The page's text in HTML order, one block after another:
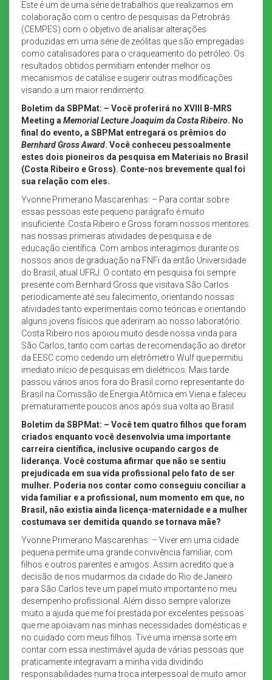
Este é um de uma série de trabalhos que realizamos em
colaboração com o centro de pesquisas da Petrobrás
(CEMPES) com o objetivo de analisar alterações
produzidas em uma série de zeólitas que são empregadas
como catalisadores para o craqueamento do petróleo. Os
resultados obtidos permitiam entender melhor os
mecanismos de catálise e sugerir outras modificações
visando a um maior rendimento.
Boletim da SBPMat: – Você proferirá no XVIII B-MRS
Meeting a Memorial Lecture Joaquim da Costa Ribeiro. No
final do evento, a SBPMat entregará os prêmios do
Bernhard Gross Award. Você conheceu pessoalmente
estes dois pioneiros da pesquisa em Materiais no Brasil
(Costa Ribeiro e Gross). Conte-nos brevemente qual foi
sua relação com eles.
Yvonne Primerano Mascarenhas: – Para contar sobre
essas pessoas este pequeno parágrafo é muito
insuficiente. Costa Ribeiro e Gross foram nossos mentores
nas nossas primeiras atividades de pesquisa e de
educação científica. Com ambos interagimos durante os
nossos anos de graduação na FNFi da então Universidade
do Brasil, atual UFRJ. O contato em pesquisa foi sempre
presente com Bernhard Gross que visitava São Carlos
periodicamente até seu falecimento, orientando nossas
atividades tanto experimentais como teóricas e orientando
alguns jovens físicos que aderiram ao nosso laboratório.
Costa Ribeiro nos apoiou muito desde nossa vinda para
São Carlos, tanto com cartas de recomendação ao diretor
da EESC como cedendo um eletrômetro Wulf que permitiu
imediato início de pesquisas em dielétricos. Mais tarde
passou vários anos fora do Brasil como representante do
Brasil na Comissão de Energia Atômica em Viena e faleceu
prematuramente poucos anos após sua volta ao Brasil.
Boletim da SBPMat: – Você tem quatro filhos que foram
criados enquanto você desenvolvia uma importante
carreira científica, inclusive ocupando cargos de
liderança. Você costuma afirmar que não se sentiu
prejudicada em sua vida profissional pelo fato de ser
mulher. Poderia nos contar como conseguiu conciliar a
vida familiar e a profissional, num momento em que, no
Brasil, não existia ainda licença-maternidade e a mulher
costumava ser demitida quando se tornava mãe?
Yvonne Primerano Mascarenhas: – Viver em uma cidade
pequena permite uma grande convivência familiar, com
filhos e outros parentes e amigos. Assim acredito que a
decisão de nos mudarmos da cidade do Rio de Janeiro
para São Carlos teve um papel muito importante no meu
desempenho profissional. Além disso sempre valorizei
muito a ajuda que me foi prestada por excelentes pessoas
que me apoiavam nas minhas necessidades domésticas e
no cuidado com meus filhos. Tive uma imensa sorte em
contar com essa inestimável ajuda de várias pessoas que
praticamente integravam a minha vida dividindo
responsabilidades numa troca interpessoal de muito amor